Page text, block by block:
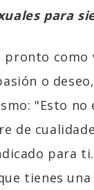
para
pronto como
o
"Esto no
de
para
tienes